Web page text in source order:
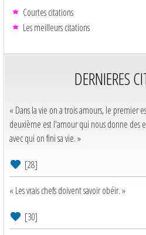
Courtes citations
Les meilleurs citations
DERNIERES
« Dans la vie on a trois amours, le premier
deuxième est l'amour qui nous donne des
avec qui on fini sa vie. »
[28]
« Les vrais chefs doivent savoir obéir. »
[30]